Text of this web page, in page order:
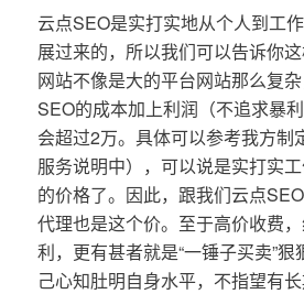
云点SEO是实打实地从个人到工
展过来的，所以我们可以告诉你
网站不像是大的平台网站那么复
SEO的成本加上利润（不追求暴
会超过2万。具体可以参考我方制
服务说明中），可以说是实打实
的价格了。因此，跟我们云点
代理也是这个价。至于高价收费
利，更有甚者就是“一锤子买卖”
己心知肚明自身水平，不指望有长